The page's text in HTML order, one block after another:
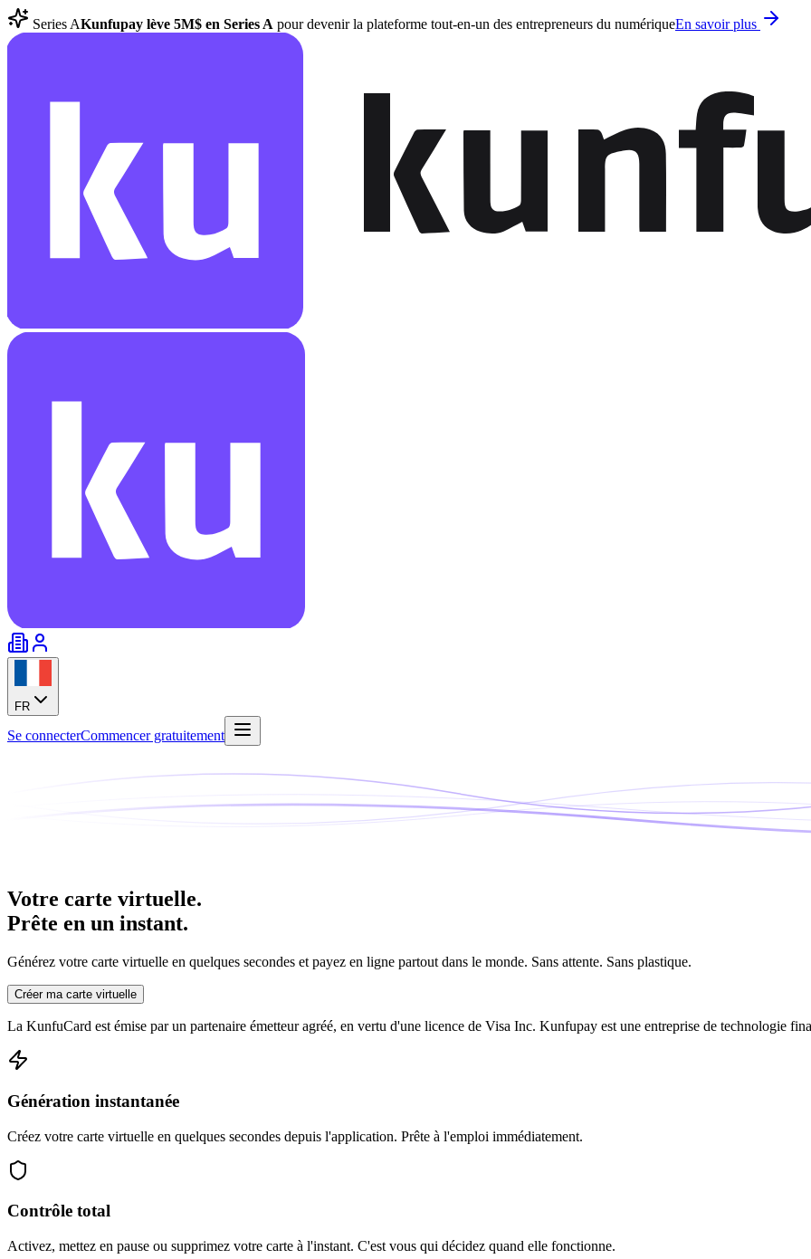
Series AKunfupay lève 5M$ en Series A pour devenir la plateforme tout-en-un des entrepreneurs du numériqueEn savoir plus
FR
Se connecterCommencer gratuitement
Votre carte virtuelle.
Prête en un instant.
Générez votre carte virtuelle en quelques secondes et payez en ligne partout dans le monde. Sans attente. Sans plastique.
Créer ma carte virtuelle
La KunfuCard est émise par un partenaire émetteur agréé, en vertu d'une licence de Visa Inc. Kunfupay est une entreprise de technologie
Génération instantanée
Créez votre carte virtuelle en quelques secondes depuis l'application. Prête à l'emploi immédiatement.
Contrôle total
Activez, mettez en pause ou supprimez votre carte à l'instant. C'est vous qui décidez quand elle fonctionne.